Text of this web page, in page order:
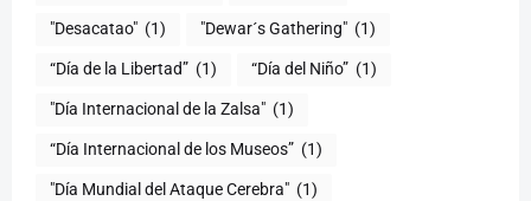
"Desacatao" (1) "Dewar´s Gathering" (1)
(1) “Día del Niño” (1)
"Día Internacional de la Zalsa" (1)
“Día Internacional de los Museos” (1)
"Día Mundial del Ataque Cerebra" (1)